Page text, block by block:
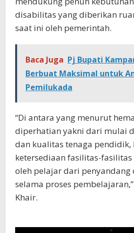
disabilitas yang diberikan
saat ini oleh pemerintah.
Baca Juga Pj Bupati
Berbuat Maksimal untuk
Pemilukada
“Di antara yang menurut
diperhatian yakni dari mulai
dan kualitas tenaga pendidik,
ketersediaan fasilitas-
oleh pelajar dari
selama proses
Khair.